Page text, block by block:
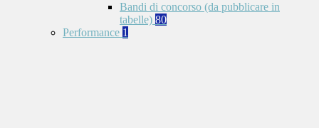
Bandi di concorso (da pubblicare in
tabelle) 80
Performance 1